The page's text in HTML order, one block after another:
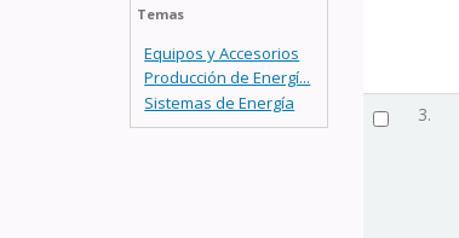
Temas
Equipos y Accesorios
Producción de Energí...
Sistemas de Energía
3.